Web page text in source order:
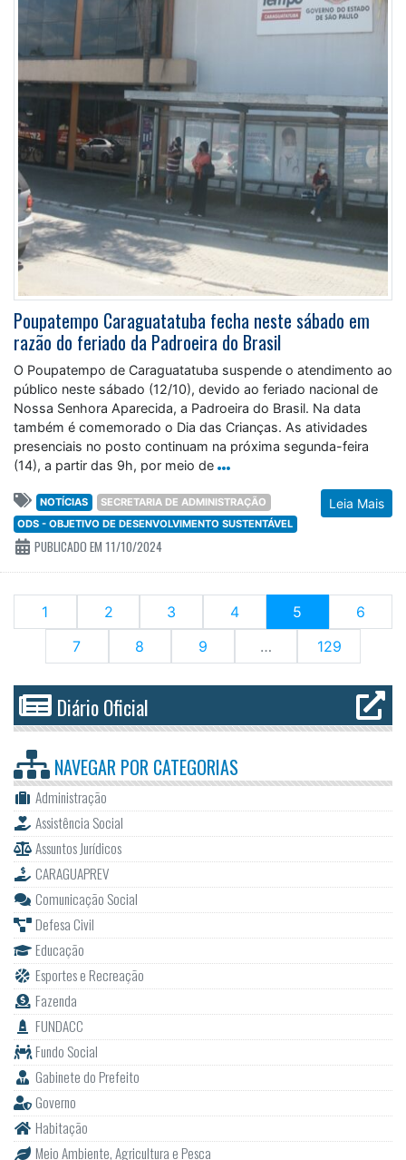
Poupatempo Caraguatatuba fecha neste sábado em
razão do feriado da Padroeira do Brasil
O Poupatempo de Caraguatatuba suspende o atendimento ao
público neste sábado (12/10), devido ao feriado nacional de
Nossa Senhora Aparecida, a Padroeira do Brasil. Na data
também é comemorado o Dia das Crianças. As atividades
presenciais no posto continuam na próxima segunda-feira
(14), a partir das 9h, por meio de
Leia Mais
NOTÍCIAS
SECRETARIA DE ADMINISTRAÇÃO
ODS - OBJETIVO DE DESENVOLVIMENTO SUSTENTÁVEL
PUBLICADO EM 11/10/2024
1 2 3 4 5 (current)6
7
8 9 129
Diário Oficial
NAVEGAR POR CATEGORIAS
Administração
Assistência Social
Assuntos Jurídicos
CARAGUAPREV
Comunicação Social
Defesa Civil
Educação
Esportes e Recreação
Fazenda
FUNDACC
Fundo Social
Gabinete do Prefeito
Governo
Habitação
Meio Ambiente, Agricultura e Pesca